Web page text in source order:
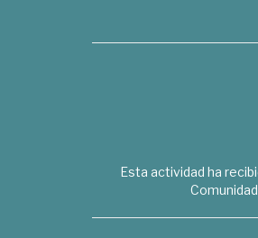
Esta actividad ha